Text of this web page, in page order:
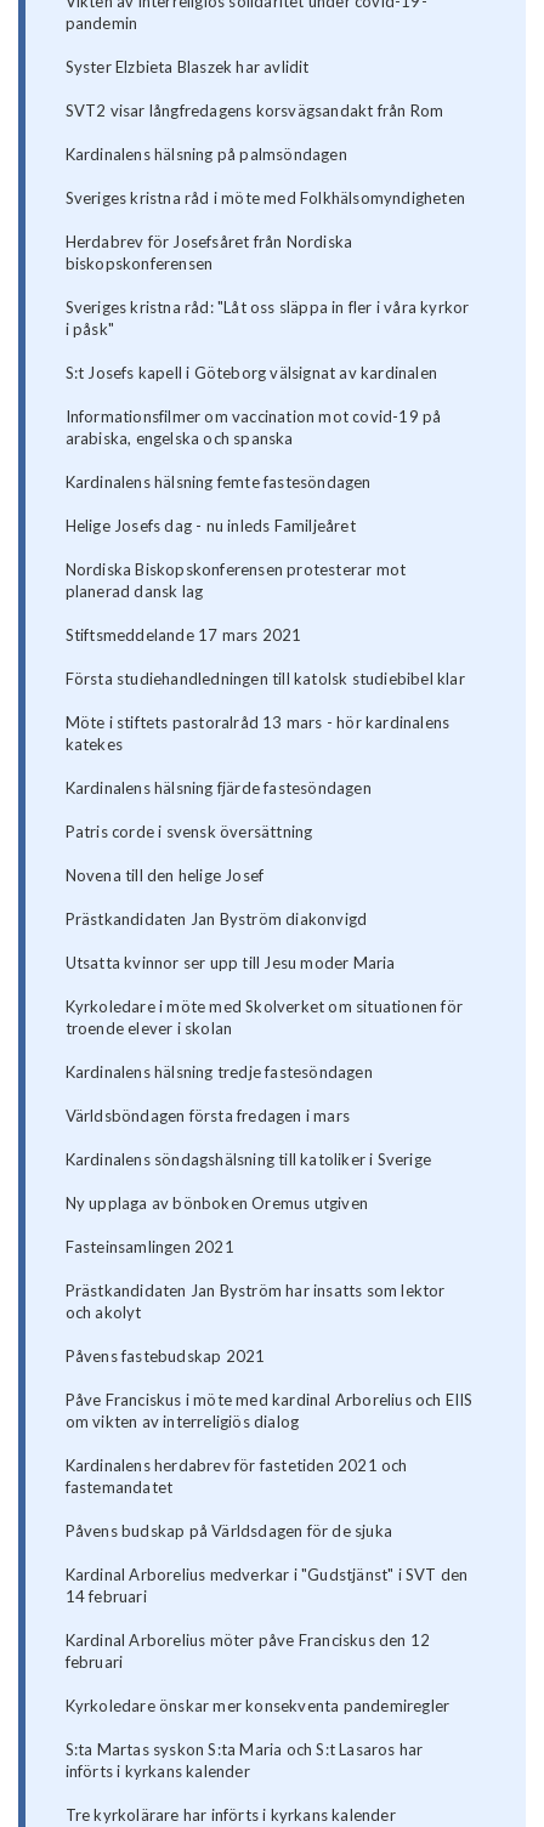
pandemin
Syster Elzbieta Blaszek har avlidit
SVT2 visar långfredagens korsvägsandakt från Rom
Kardinalens hälsning på palmsöndagen
Sveriges kristna råd i möte med Folkhälsomyndigheten
Herdabrev för Josefsåret från Nordiska
biskopskonferensen
Sveriges kristna råd: "Låt oss släppa in fler i våra kyrkor
i påsk"
S:t Josefs kapell i Göteborg välsignat av kardinalen
Informationsfilmer om vaccination mot covid-19 på
arabiska, engelska och spanska
Kardinalens hälsning femte fastesöndagen
Helige Josefs dag - nu inleds Familjeåret
Nordiska Biskopskonferensen protesterar mot
planerad dansk lag
Stiftsmeddelande 17 mars 2021
Första studiehandledningen till katolsk studiebibel klar
Möte i stiftets pastoralråd 13 mars - hör kardinalens
katekes
Kardinalens hälsning fjärde fastesöndagen
Patris corde i svensk översättning
Novena till den helige Josef
Prästkandidaten Jan Byström diakonvigd
Utsatta kvinnor ser upp till Jesu moder Maria
Kyrkoledare i möte med Skolverket om situationen för
troende elever i skolan
Kardinalens hälsning tredje fastesöndagen
Världsböndagen första fredagen i mars
Kardinalens söndagshälsning till katoliker i Sverige
Ny upplaga av bönboken Oremus utgiven
Fasteinsamlingen 2021
Prästkandidaten Jan Byström har insatts som lektor
och akolyt
Påvens fastebudskap 2021
Påve Franciskus i möte med kardinal Arborelius och EIIS
om vikten av interreligiös dialog
Kardinalens herdabrev för fastetiden 2021 och
fastemandatet
Påvens budskap på Världsdagen för de sjuka
Kardinal Arborelius medverkar i "Gudstjänst" i SVT den
14 februari
Kardinal Arborelius möter påve Franciskus den 12
februari
Kyrkoledare önskar mer konsekventa pandemiregler
S:ta Martas syskon S:ta Maria och S:t Lasaros har
införts i kyrkans kalender
Tre kyrkolärare har införts i kyrkans kalender